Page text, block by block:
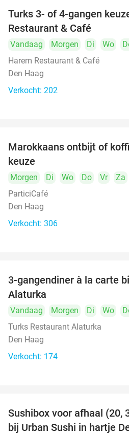
Turks 3- of 4-gangen
Restaurant & Café
Vandaag Morgen Di Wo
Harem Restaurant & Café
Den Haag
Verkocht: 202
Marokkaans ontbijt of
keuze
Morgen Di Wo Do Vr
Za
ParticiCafé
Den Haag
Verkocht: 306
3-gangendiner à la carte
Alaturka
Vandaag Morgen Di Wo
Turks Restaurant Alaturka
Den Haag
Verkocht: 174
Sushibox voor afhaal (20,
bij Urban Sushi in hartje